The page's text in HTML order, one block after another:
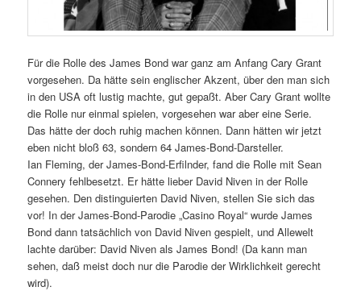
Für die Rolle des James Bond war ganz am Anfang Cary Grant
vorgesehen. Da hätte sein englischer Akzent, über den man sich
in den USA oft lustig machte, gut gepaßt. Aber Cary Grant wollte
die Rolle nur einmal spielen, vorgesehen war aber eine Serie.
Das hätte der doch ruhig machen können. Dann hätten wir jetzt
eben nicht bloß 63, sondern 64 James-Bond-Darsteller.
Ian Fleming, der James-Bond-Erfilnder, fand die Rolle mit Sean
Connery fehlbesetzt. Er hätte lieber David Niven in der Rolle
gesehen. Den distinguierten David Niven, stellen Sie sich das
vor! In der James-Bond-Parodie „Casino Royal“ wurde James
Bond dann tatsächlich von David Niven gespielt, und Allewelt
lachte darüber: David Niven als James Bond! (Da kann man
sehen, daß meist doch nur die Parodie der Wirklichkeit gerecht
wird).